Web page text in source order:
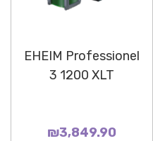
EHEIM Professionel
3 1200 XLT
₪3,849.90